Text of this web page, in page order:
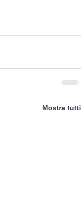
Mostra tutti